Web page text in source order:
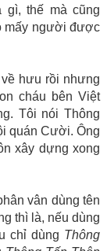
thế mà cũng
mấy người được
hưu rồi nhưng
cháu bên Việt
Tôi nói Thông
quán Cười. Ông
xây dựng xong
vân dùng tên
thì là, nếu dùng
chỉ dùng Thông